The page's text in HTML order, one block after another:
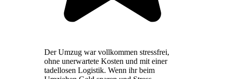
Der Umzug war vollkommen stressfrei,
ohne unerwartete Kosten und mit einer
tadellosen Logistik. Wenn ihr beim